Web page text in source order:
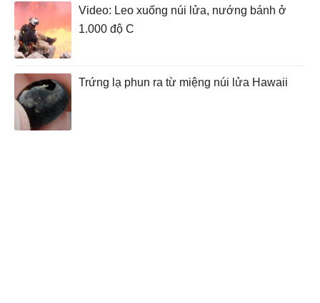
Video: Leo xuống núi lửa, nướng bánh ở
1.000 độ C
Trứng lạ phun ra từ miệng núi lửa Hawaii